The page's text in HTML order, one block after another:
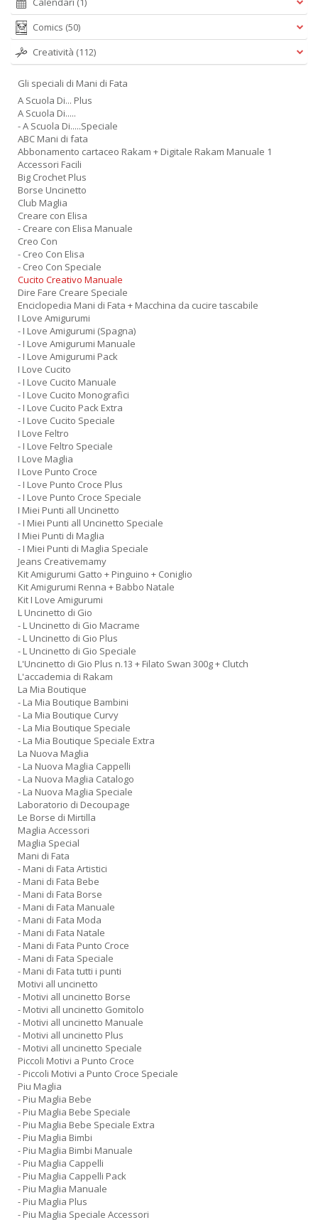
Comics (50)
Creatività (112)
Gli speciali di Mani di Fata
A Scuola Di... Plus
A Scuola Di.....
- A Scuola Di.....Speciale
ABC Mani di fata
Abbonamento cartaceo Rakam + Digitale Rakam Manuale 1
Accessori Facili
Big Crochet Plus
Borse Uncinetto
Club Maglia
Creare con Elisa
- Creare con Elisa Manuale
Creo Con
- Creo Con Elisa
- Creo Con Speciale
Cucito Creativo Manuale
Dire Fare Creare Speciale
Enciclopedia Mani di Fata + Macchina da cucire tascabile
I Love Amigurumi
- I Love Amigurumi (Spagna)
- I Love Amigurumi Manuale
- I Love Amigurumi Pack
I Love Cucito
- I Love Cucito Manuale
- I Love Cucito Monografici
- I Love Cucito Pack Extra
- I Love Cucito Speciale
I Love Feltro
- I Love Feltro Speciale
I Love Maglia
I Love Punto Croce
- I Love Punto Croce Plus
- I Love Punto Croce Speciale
I Miei Punti all Uncinetto
- I Miei Punti all Uncinetto Speciale
I Miei Punti di Maglia
- I Miei Punti di Maglia Speciale
Jeans Creativemamy
Kit Amigurumi Gatto + Pinguino + Coniglio
Kit Amigurumi Renna + Babbo Natale
Kit I Love Amigurumi
L Uncinetto di Gio
- L Uncinetto di Gio Macrame
- L Uncinetto di Gio Plus
- L Uncinetto di Gio Speciale
L'Uncinetto di Gio Plus n.13 + Filato Swan 300g + Clutch
L'accademia di Rakam
La Mia Boutique
- La Mia Boutique Bambini
- La Mia Boutique Curvy
- La Mia Boutique Speciale
- La Mia Boutique Speciale Extra
La Nuova Maglia
- La Nuova Maglia Cappelli
- La Nuova Maglia Catalogo
- La Nuova Maglia Speciale
Laboratorio di Decoupage
Le Borse di Mirtilla
Maglia Accessori
Maglia Special
Mani di Fata
- Mani di Fata Artistici
- Mani di Fata Bebe
- Mani di Fata Borse
- Mani di Fata Manuale
- Mani di Fata Moda
- Mani di Fata Natale
- Mani di Fata Punto Croce
- Mani di Fata Speciale
- Mani di Fata tutti i punti
Motivi all uncinetto
- Motivi all uncinetto Borse
- Motivi all uncinetto Gomitolo
- Motivi all uncinetto Manuale
- Motivi all uncinetto Plus
- Motivi all uncinetto Speciale
Piccoli Motivi a Punto Croce
- Piccoli Motivi a Punto Croce Speciale
Piu Maglia
- Piu Maglia Bebe
- Piu Maglia Bebe Speciale
- Piu Maglia Bebe Speciale Extra
- Piu Maglia Bimbi
- Piu Maglia Bimbi Manuale
- Piu Maglia Cappelli
- Piu Maglia Cappelli Pack
- Piu Maglia Manuale
- Piu Maglia Plus
- Piu Maglia Speciale Accessori